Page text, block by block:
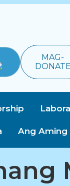
MAG-
DONATE
Ang Aming